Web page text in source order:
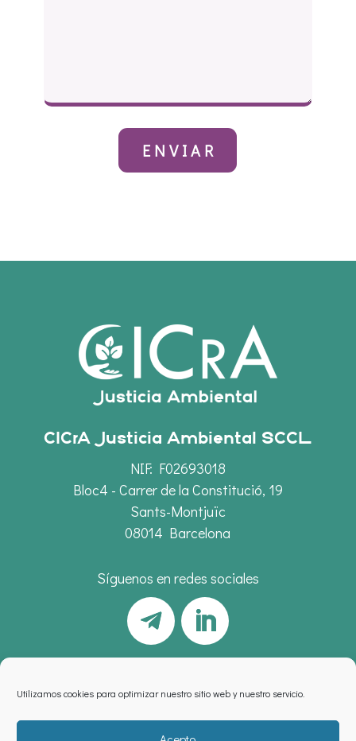
Utilizamos cookies para optimizar nuestro sitio web y nuestro servicio.
CICrA Justicia Ambiental SCCL
NIF: F02693018
Bloc4 - Carrer de la Constitució, 19
Sants-Montjuïc
08014 Barcelona
Síguenos en redes sociales